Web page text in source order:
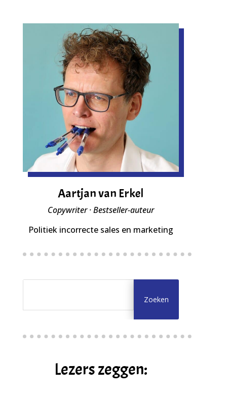
Aartjan van Erkel
Copywriter · Bestseller-auteur
Politiek incorrecte sales en marketing
Lezers zeggen: